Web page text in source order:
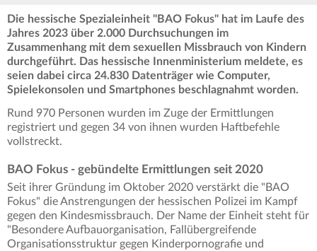
Die hessische Spezialeinheit "BAO Fokus" hat im Laufe des
Jahres 2023 über 2.000 Durchsuchungen im
Zusammenhang mit dem sexuellen Missbrauch von Kindern
durchgeführt. Das hessische Innenministerium meldete, es
seien dabei circa 24.830 Datenträger wie Computer,
Spielekonsolen und Smartphones beschlagnahmt worden.
Rund 970 Personen wurden im Zuge der Ermittlungen
registriert und gegen 34 von ihnen wurden Haftbefehle
vollstreckt.
BAO Fokus - gebündelte Ermittlungen seit 2020
Seit ihrer Gründung im Oktober 2020 verstärkt die "BAO
Fokus" die Anstrengungen der hessischen Polizei im Kampf
gegen den Kindesmissbrauch. Der Name der Einheit steht für
"Besondere Aufbauorganisation, Fallübergreifende
Organisationsstruktur gegen Kinderpornografie und